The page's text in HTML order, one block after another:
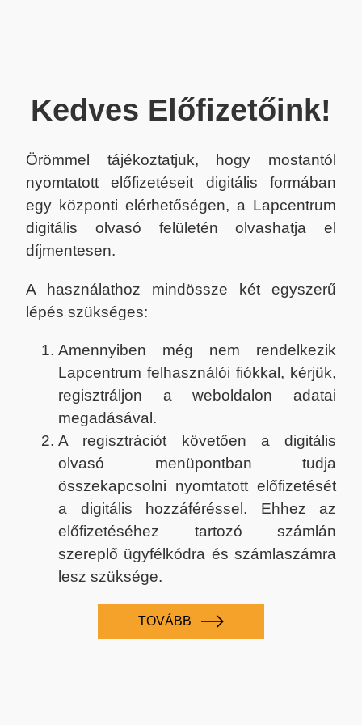
Kedves Előfizetőink!
Örömmel tájékoztatjuk, hogy mostantól
nyomtatott előfizetéseit digitális formában
egy központi elérhetőségen, a Lapcentrum
digitális olvasó felületén olvashatja el
díjmentesen.
A használathoz mindössze két egyszerű
lépés szükséges:
Amennyiben még nem rendelkezik
Lapcentrum felhasználói fiókkal, kérjük,
regisztráljon a weboldalon adatai
megadásával.
A regisztrációt követően a digitális
olvasó menüpontban tudja
összekapcsolni nyomtatott előfizetését
a digitális hozzáféréssel. Ehhez az
előfizetéséhez tartozó számlán
szereplő ügyfélkódra és számlaszámra
lesz szüksége.
TOVÁBB